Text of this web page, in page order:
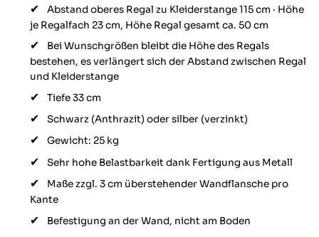
Abstand oberes Regal zu Kleiderstange 115 cm · Höhe
je Regalfach 23 cm, Höhe Regal gesamt ca. 50 cm
Bei Wunschgrößen bleibt die Höhe des Regals
bestehen, es verlängert sich der Abstand zwischen Regal
und Kleiderstange
Tiefe 33 cm
Schwarz (Anthrazit) oder silber (verzinkt)
Gewicht: 25 kg
Sehr hohe Belastbarkeit dank Fertigung aus Metall
Maße zzgl. 3 cm überstehender Wandflansche pro
Kante
Befestigung an der Wand, nicht am Boden